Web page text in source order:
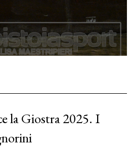
la Giostra 2025. I